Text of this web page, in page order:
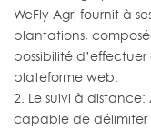
WeFly Agri fournit à
plantations,
possibilité d’effectuer
plateforme web.
2. Le suivi à distance:
capable de délimiter